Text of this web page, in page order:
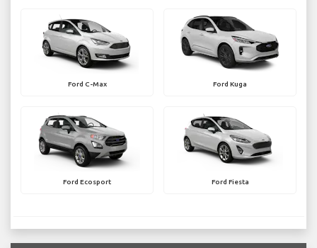
Ford C-Max Ford Kuga
Ford Ecosport Ford Fiesta